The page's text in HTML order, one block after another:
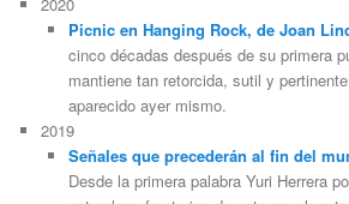
Picnic en Hanging Rock, de Joan
cinco décadas después de su primera
mantiene tan retorcida, sutil y
aparecido ayer mismo.
2019
Señales que precederán al fin del
Desde la primera palabra Yuri Herrera